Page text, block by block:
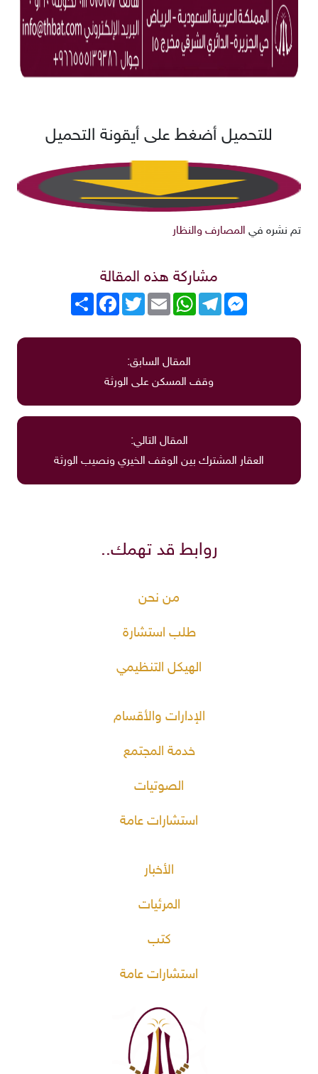
للتحميل أضغط على أيقونة التحميل
تم نشره في المصارف والنظار
مشاركة هذه المقالة
انشر
FacebookTwitterEmail
WhatsAppTelegram
Messenger
المقال السابق:
وقف المسكن على الورثة
المقال التالي:
العقار المشترك بين الوقف الخيري ونصيب الورثة
روابط قد تهمك..
من نحن
طلب استشارة
الهيكل التنظيمي
الإدارات والأقسام
خدمة المجتمع
الصوتيات
استشارات عامة
الأخبار
المرئيات
كتب
استشارات عامة